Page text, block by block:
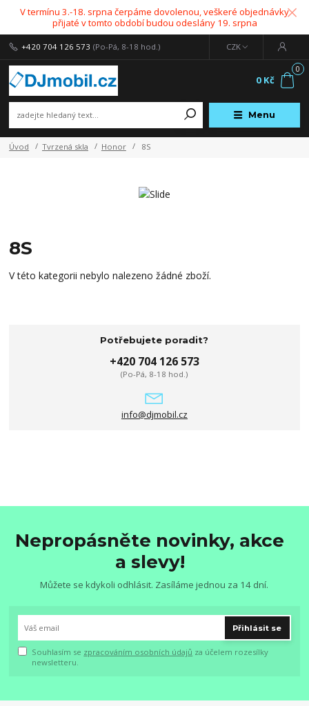
V termínu 3.-18. srpna čerpáme dovolenou, veškeré objednávky
přijaté v tomto období budou odeslány 19. srpna
Menu
CZK
+420 704 126 573 (Po-Pá, 8-18 hod.)
0
0 Kč
Úvod Tvrzená skla Honor 8S
8S
V této kategorii nebylo nalezeno žádné zboží.
Potřebujete poradit?
+420 704 126 573
(Po-Pá, 8-18 hod.)
info@djmobil.cz
Nepropásněte novinky, akce
a slevy!
Můžete se kdykoli odhlásit. Zasíláme jednou za 14 dní.
Přihlásit se
Souhlasím se zpracováním osobních údajů za účelem rozesílky
newsletteru.